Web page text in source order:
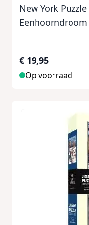
New York
€ 19,95
Op voorraad